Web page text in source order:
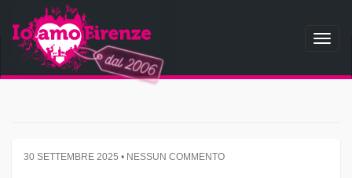
30 SETTEMBRE 2025 • NESSUN COMMENTO